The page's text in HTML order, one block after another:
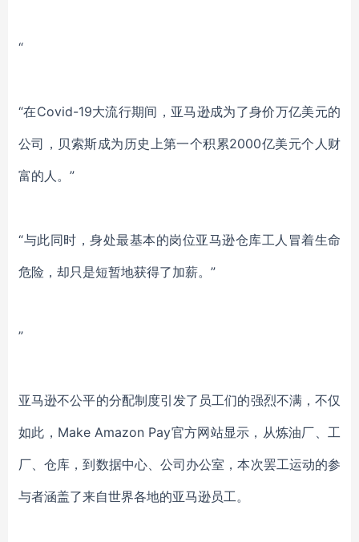
“
“在Covid-19大流行期间，亚马逊成为了身价万亿美元的
公司，贝索斯成为历史上第一个积累2000亿美元个人财
富的人。”
“与此同时，身处最基本的岗位亚马逊仓库工人冒着生命
危险，却只是短暂地获得了加薪。”
”
亚马逊不公平的分配制度引发了员工们的强烈不满，不仅
如此，Make Amazon Pay官方网站显示，从炼油厂、工
厂、仓库，到数据中心、公司办公室，本次罢工运动的参
与者涵盖了来自世界各地的亚马逊员工。